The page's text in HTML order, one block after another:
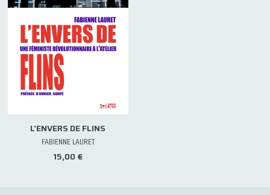
L'ENVERS DE FLINS
FABIENNE LAURET
15,00 €